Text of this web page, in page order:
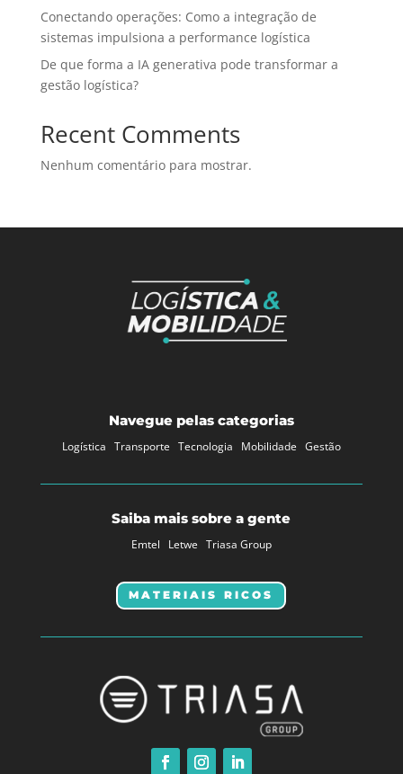
Conectando operações: Como a integração de
sistemas impulsiona a performance logística
De que forma a IA generativa pode transformar a
gestão logística?
Recent Comments
Nenhum comentário para mostrar.
Navegue pelas categorias
Logística Transporte Tecnologia Mobilidade Gestão
Saiba mais sobre a gente
Emtel Letwe Triasa Group
MATERIAIS RICOS